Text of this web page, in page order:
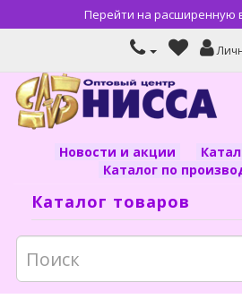
Перейти на расширенную
Новости и акции
Каталог по
Каталог товаров